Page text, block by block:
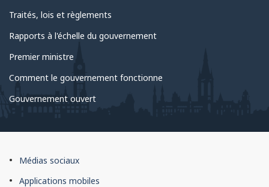
Traités, lois et règlements
Rapports à l'échelle du gouvernement
Premier ministre
Comment le gouvernement fonctionne
Gouvernement ouvert
À
propos
Médias sociaux
Applications mobiles